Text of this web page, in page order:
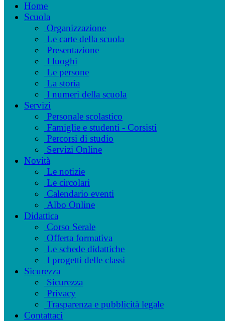
Home
Scuola
Organizzazione
Le carte della scuola
Presentazione
I luoghi
Le persone
La storia
I numeri della scuola
Servizi
Personale scolastico
Famiglie e studenti - Corsisti
Percorsi di studio
Servizi Online
Novità
Le notizie
Le circolari
Calendario eventi
Albo Online
Didattica
Corso Serale
Offerta formativa
Le schede didattiche
I progetti delle classi
Sicurezza
Sicurezza
Privacy
Trasparenza e pubblicità legale
Contattaci